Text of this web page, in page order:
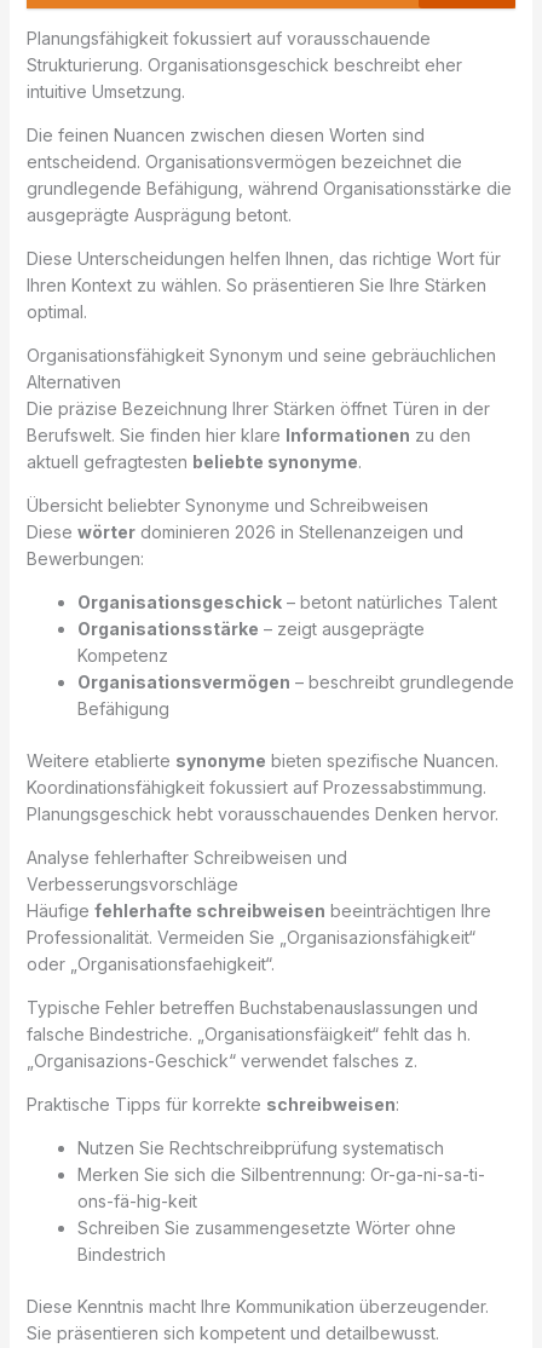
Planungsfähigkeit fokussiert auf vorausschauende
Strukturierung. Organisationsgeschick beschreibt eher
intuitive Umsetzung.
Die feinen Nuancen zwischen diesen Worten sind
entscheidend. Organisationsvermögen bezeichnet die
grundlegende Befähigung, während Organisationsstärke die
ausgeprägte Ausprägung betont.
Diese Unterscheidungen helfen Ihnen, das richtige Wort für
Ihren Kontext zu wählen. So präsentieren Sie Ihre Stärken
optimal.
Organisationsfähigkeit Synonym und seine gebräuchlichen
Alternativen
Die präzise Bezeichnung Ihrer Stärken öffnet Türen in der
Berufswelt. Sie finden hier klare Informationen zu den
aktuell gefragtesten beliebte synonyme.
Übersicht beliebter Synonyme und Schreibweisen
Diese wörterdominieren 2026 in Stellenanzeigen und
Bewerbungen:
Organisationsgeschick– betont natürliches Talent
Organisationsstärke – zeigt ausgeprägte
Kompetenz
Organisationsvermögen – beschreibt grundlegende
Befähigung
Weitere etablierte synonyme bieten spezifische Nuancen.
Koordinationsfähigkeit fokussiert auf Prozessabstimmung.
Planungsgeschick hebt vorausschauendes Denken hervor.
Analyse fehlerhafter Schreibweisen und
Verbesserungsvorschläge
Häufige fehlerhafte schreibweisen beeinträchtigen Ihre
Professionalität. Vermeiden Sie „Organisazionsfähigkeit“
oder „Organisationsfaehigkeit“.
Typische Fehler betreffen Buchstabenauslassungen und
falsche Bindestriche. „Organisationsfäigkeit“ fehlt das h.
„Organisazions-Geschick“ verwendet falsches z.
Praktische Tipps für korrekte schreibweisen:
Nutzen Sie Rechtschreibprüfung systematisch
Merken Sie sich die Silbentrennung: Or-ga-ni-sa-ti-
ons-fä-hig-keit
Schreiben Sie zusammengesetzte Wörter ohne
Bindestrich
Diese Kenntnis macht Ihre Kommunikation überzeugender.
Sie präsentieren sich kompetent und detailbewusst.